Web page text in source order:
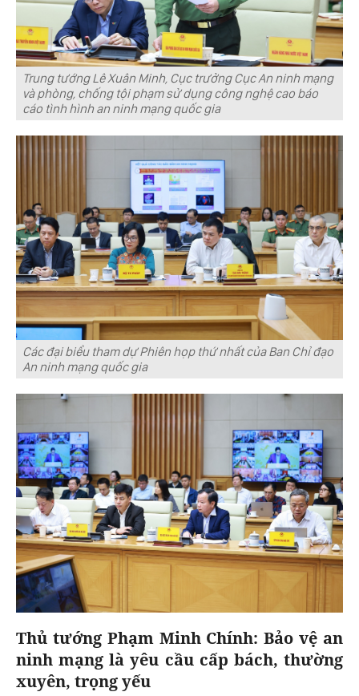
Trung tướng Lê Xuân Minh, Cục trưởng Cục An ninh mạng
và phòng, chống tội phạm sử dụng công nghệ cao báo
cáo tình hình an ninh mạng quốc gia
Các đại biểu tham dự Phiên họp thứ nhất của Ban Chỉ đạo
An ninh mạng quốc gia
Thủ tướng Phạm Minh Chính: Bảo vệ an
ninh mạng là yêu cầu cấp bách, thường
xuyên, trọng yếu